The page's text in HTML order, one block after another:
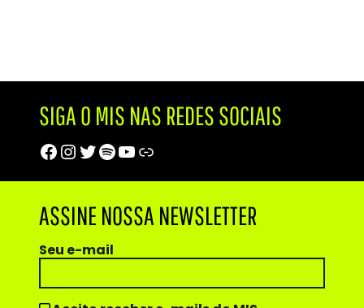
SIGA O MIS NAS REDES SOCIAIS
Facebook
Instagram
Twitter
Spotify
Youtube
Trip Advisor
ASSINE NOSSA NEWSLETTER
Seu e-mail